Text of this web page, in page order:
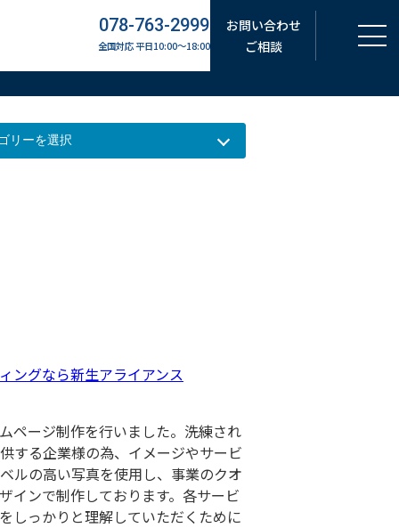
078-763-2999
全国対応 平日10:00～18:00
お問い合わせ
ご相談
ングなら新生アライアンス
ページ制作を行いました。洗練され
する企業様の為、イメージやサービ
ルの高い写真を使用し、事業のクオ
インで制作しております。 各サービ
しっかりと理解していただくために